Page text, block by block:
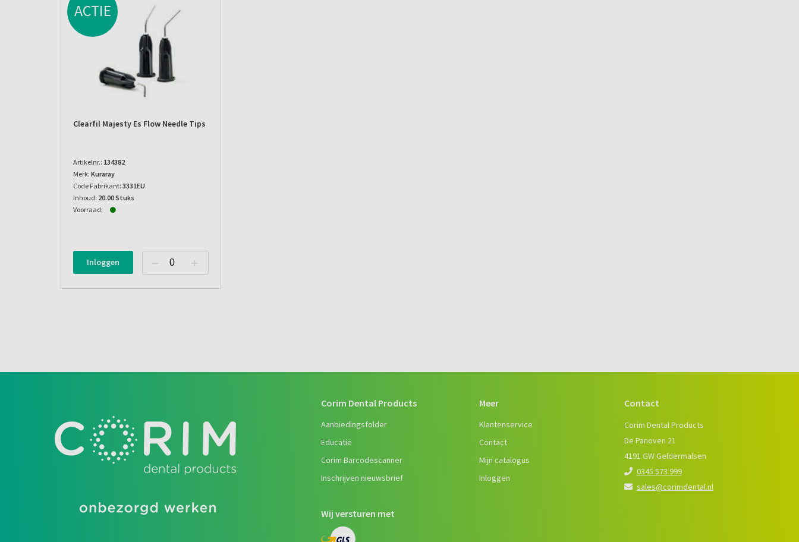
ACTIE
Clearfil Majesty Es Flow Needle Tips
Artikelnr.: 134382
Merk: Kuraray
Code Fabrikant: 3331EU
Inhoud: 20.00 Stuks
Voorraad:
Inloggen
Corim Dental Products
Aanbiedingsfolder
Educatie
Corim Barcodescanner
Inschrijven nieuwsbrief
Wij versturen met
Meer
Klantenservice
Contact
Mijn catalogus
Inloggen
Contact
Corim Dental Products
De Panoven 21
4191 GW Geldermalsen
0345 573 999
sales@corimdental.nl